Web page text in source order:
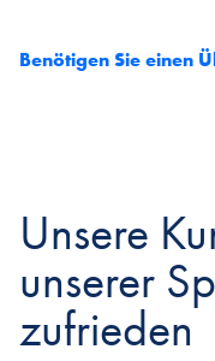
Benötigen Sie einen
Unsere
unserer
zufrieden